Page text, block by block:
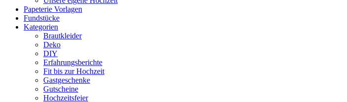
Papeterie Vorlagen
Fundstücke
Kategorien
Brautkleider
Deko
DIY
Erfahrungsberichte
Fit bis zur Hochzeit
Gastgeschenke
Gutscheine
Hochzeitsfeier